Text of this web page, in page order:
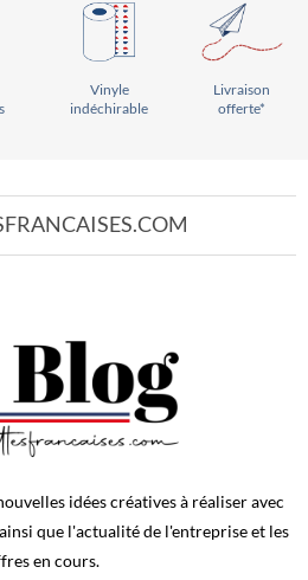
Vinyle
indéchirable
Livraison
offerte*
idées créatives à réaliser avec
que l'actualité de l'entreprise et les
en cours.